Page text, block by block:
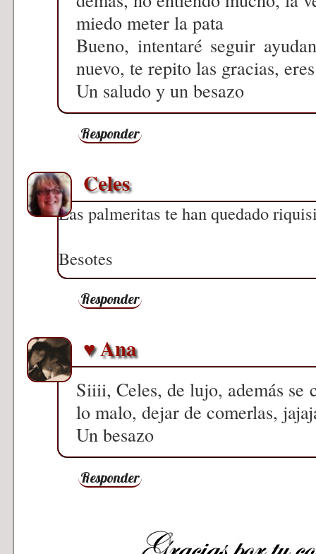
miedo meter la pata
Bueno, intentaré seguir
nuevo, te repito las gracias,
Un saludo y un besazo
Responder
Celes
Las palmeritas te han quedado
Besotes
Responder
♥ Ana
Siiii, Celes, de lujo, además se
lo malo, dejar de comerlas,
Un besazo
Responder